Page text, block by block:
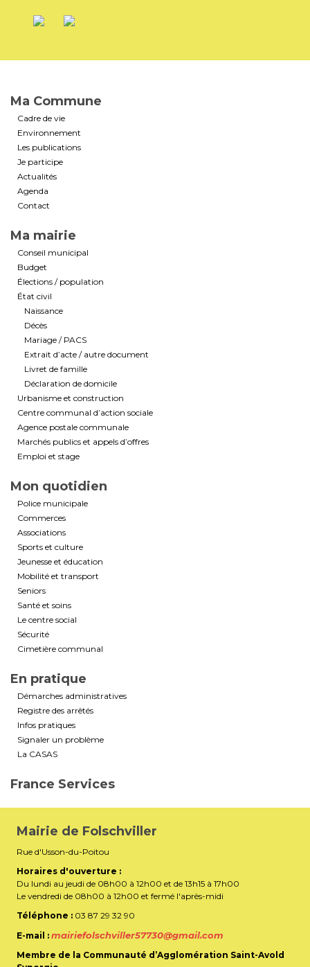
Ma Commune
Cadre de vie
Environnement
Les publications
Je participe
Actualités
Agenda
Contact
Ma mairie
Conseil municipal
Budget
Élections / population
État civil
Naissance
Décès
Mariage / PACS
Extrait d’acte / autre document
Livret de famille
Déclaration de domicile
Urbanisme et construction
Centre communal d’action sociale
Agence postale communale
Marchés publics et appels d’offres
Emploi et stage
Mon quotidien
Police municipale
Commerces
Associations
Sports et culture
Jeunesse et éducation
Mobilité et transport
Seniors
Santé et soins
Le centre social
Sécurité
Cimetière communal
En pratique
Démarches administratives
Registre des arrêtés
Infos pratiques
Signaler un problème
La CASAS
France Services
Mairie de Folschviller
Rue d'Usson-du-Poitou
Horaires d'ouverture :
Du lundi au jeudi de 08h00 à 12h00 et de 13h15 à 17h00
Le vendredi de 08h00 à 12h00 et fermé l'après-midi
Téléphone : 03 87 29 32 90
E-mail : mairiefolschviller57730@gmail.com
Membre de la Communauté d’Agglomération Saint-Avold